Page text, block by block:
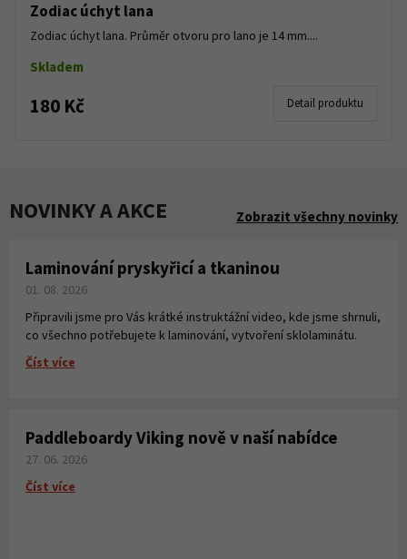
Zodiac úchyt lana
Zodiac úchyt lana. Průměr otvoru pro lano je 14 mm....
Skladem
180 Kč Detail produktu
NOVINKY A AKCE Zobrazit všechny novinky
Laminování pryskyřicí a tkaninou
01. 08. 2026
Připravili jsme pro Vás krátké instruktážní video, kde jsme shrnuli,
co všechno potřebujete k laminování, vytvoření sklolaminátu.
Číst více
Paddleboardy Viking nově v naší nabídce
27. 06. 2026
Číst více